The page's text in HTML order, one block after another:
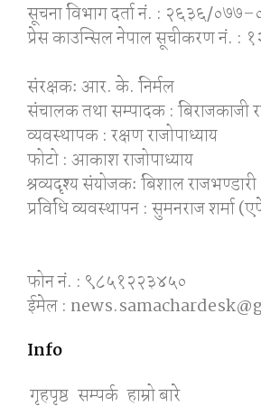
सूचना विभाग दर्ता नं. : २६३६/
प्रेस काउन्सिल नेपाल सूचीकरण नं. :
संरक्षकः आर. के. निर्मल
संचालक तथा सम्पादक : बिराजकाजी
व्यवस्थापक : रक्षण राजोपाध्याय
फोटो : आकाश राजोपाध्याय
श्रव्यदृश्य संयोजकः बिशाल राजभण्डारी
प्रविधि व्यवस्थापन : सुमनराज शर्मा
फोन नं. : ९८५१२२३४५०
ईमेल :
Info
गृहपृष्ठ सम्पर्क हाम्रो बारे